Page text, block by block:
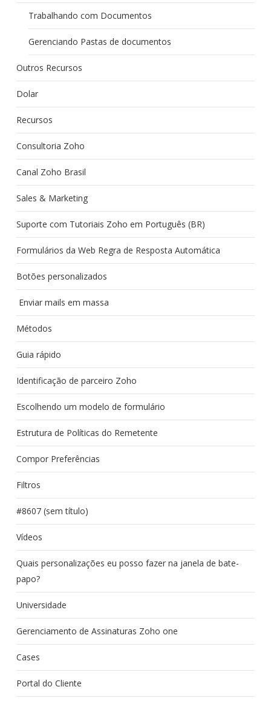
Trabalhando com Documentos
Gerenciando Pastas de documentos
Outros Recursos
Dolar
Recursos
Consultoria Zoho
Canal Zoho Brasil
Sales & Marketing
Suporte com Tutoriais Zoho em Português (BR)
Formulários da Web Regra de Resposta Automática
Botões personalizados
Enviar mails em massa
Métodos
Guia rápido
Identificação de parceiro Zoho
Escolhendo um modelo de formulário
Estrutura de Políticas do Remetente
Compor Preferências
Filtros
#8607 (sem título)
Vídeos
Quais personalizações eu posso fazer na janela de bate-
papo?
Universidade
Gerenciamento de Assinaturas Zoho one
Cases
Portal do Cliente